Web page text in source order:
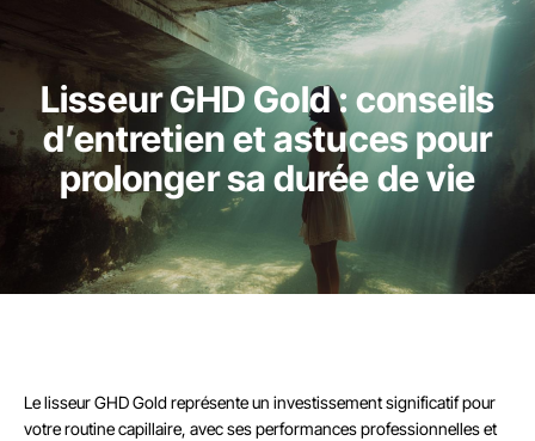
Lisseur GHD Gold : conseils
d’entretien et astuces pour
prolonger sa durée de vie
Le lisseur GHD Gold représente un investissement significatif pour
votre routine capillaire, avec ses performances professionnelles et